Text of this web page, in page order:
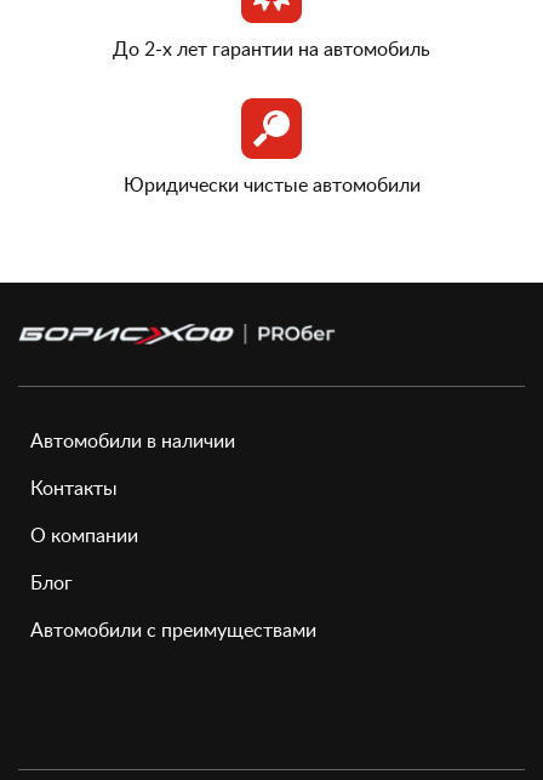
До 2-х лет гарантии на автомобиль
Юридически чистые автомобили
Автомобили в наличии
Контакты
О компании
Блог
Автомобили с преимуществами